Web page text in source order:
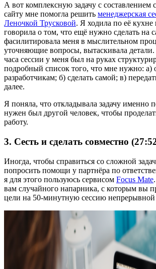
А вот комплексную задачу с составлением
сайту мне помогла решить менеджерская
Леночкой Трусковой. Я ходила по её кухне
говорила о том, что ещё нужно сделать на
фасилитировала меня в мыслительном
уточняющие вопросы, вытаскивала детали.
часа сессии у меня был на руках
подробный список того, что мне нужно: а)
разработчикам; б) сделать самой; в)
далее.
Я поняла, что откладывала задачу именно
нужен был другой человек, чтобы
работу.
3. Сесть и сделать совместно
Иногда, чтобы справиться со сложной
попросить помощи у партнёра по
я для этого пользуюсь сервисом Focus Mate
вам случайного напарника, с которым вы
цели на 50-минутную сессию непрерывной